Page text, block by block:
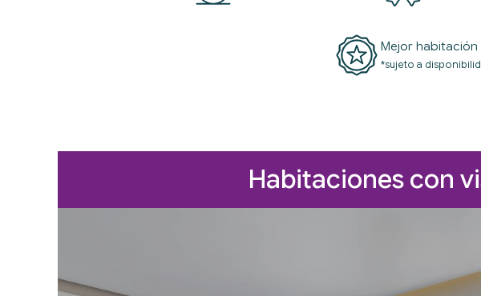
Mejor
*sujeto a
Habitaciones con